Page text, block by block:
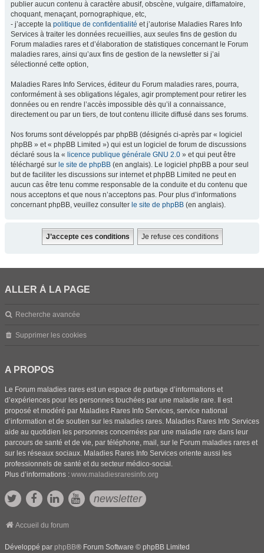
publier aucun contenu à caractère abusif, obscène, vulgaire, diffamatoire,
choquant, menaçant, pornographique, etc,
- j’accepte la politique de confidentialité et j’autorise Maladies Rares Info
Services à traiter les données recueillies, aux seules fins de gestion du
Forum maladies rares et d’élaboration de statistiques concernant le Forum
maladies rares, ainsi qu’aux fins de gestion de la newsletter si j’ai
sélectionné cette option,
Maladies Rares Info Services, éditeur du Forum maladies rares, pourra,
conformément à ses obligations légales, agir promptement pour retirer les
données ou en rendre l’accès impossible dès qu’il a connaissance,
directement ou par un tiers, de tout contenu illicite diffusé dans ses forums.
Nos forums sont développés par phpBB (désignés ci-après par « logiciel
phpBB » et « phpBB Limited ») qui est un logiciel de forum de discussions
déclaré sous la « licence publique générale GNU 2.0 » et qui peut être
téléchargé sur le site de phpBB (en anglais). Le logiciel phpBB a pour seul
but de faciliter les discussions sur internet et phpBB Limited ne peut en
aucun cas être tenu comme responsable de la conduite et du contenu que
nous acceptons et que nous n’acceptons pas. Pour plus d’informations
concernant phpBB, veuillez consulter le site de phpBB (en anglais).
ALLER À LA PAGE
Recherche avancée
Supprimer les cookies
A PROPOS
Le Forum maladies rares est un espace de partage d’informations et
d’expériences pour les personnes touchées par une maladie rare. Il est
proposé et modéré par Maladies Rares Info Services, service national
d’information et de soutien sur les maladies rares. Maladies Rares Info Services
aide au quotidien les personnes concernées par une maladie rare dans leur
parcours de santé et de vie, par téléphone, mail, sur le Forum maladies rares et
sur les réseaux sociaux. Maladies Rares Info Services oriente aussi les
professionnels de santé et du secteur médico-social.
Plus d’informations : www.maladiesraresinfo.org
newsletter
Accueil du forum
Développé par phpBB® Forum Software © phpBB Limited